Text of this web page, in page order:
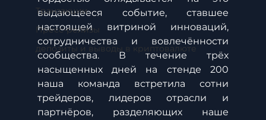
Транзакции
Пресс-релизы
депозиты и выводы в криптовалюте
выдающееся событие, ставшее
настоящей витриной инноваций,
сотрудничества и вовлечённости
сообщества. В течение трёх
насыщенных дней на стенде 200
наша команда встретила сотни
трейдеров, лидеров отрасли и
партнёров, разделяющих наше